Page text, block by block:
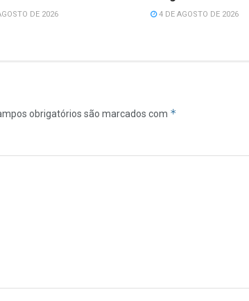
DE 2026 4 DE AGOSTO DE 2026
obrigatórios são marcados com *